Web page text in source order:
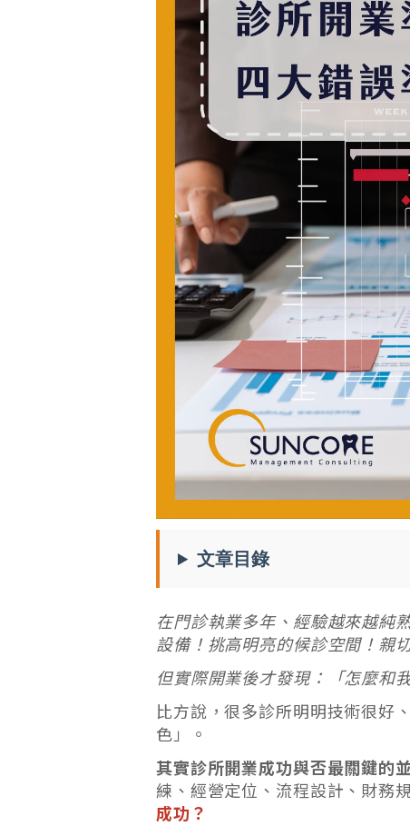
文章目錄
在門診執業多年、經驗越來越純
設備！挑高明亮的候診空間！親
但實際開業後才發現：「怎麼和
比方說，很多診所明明技術很好
色」。
其實診所開業成功與否最關鍵的
練、經營定位、流程設計、財
成功？